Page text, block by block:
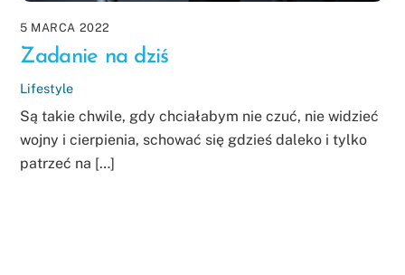
5 MARCA 2022
Zadanie na dziś
Lifestyle
Są takie chwile, gdy chciałabym nie czuć, nie widzieć
wojny i cierpienia, schować się gdzieś daleko i tylko
patrzeć na […]